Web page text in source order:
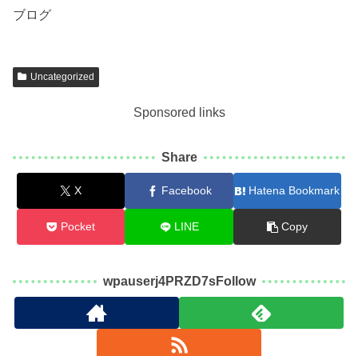
ブログ
Uncategorized
Sponsored links
Share
X Facebook Hatena Bookmark
Pocket LINE Copy
wpauserj4PRZD7sFollow